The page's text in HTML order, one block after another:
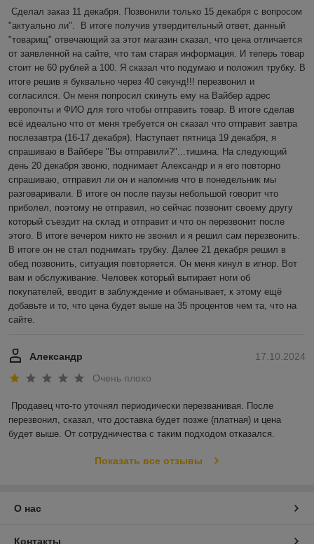
Сделал заказ 11 декабря. Позвонили только 15 декабря с вопросом
"актуально ли".  В итоге получив утвердительный ответ, данный
"товарищ" отвечающий за этот магазин сказал, что цена отличается
от заявленной на сайте, что там старая информация. И теперь товар
стоит не 60 рублей а 100. Я сказал что подумаю и положил трубку. В
итоге решив я буквально через 40 секунд!!! перезвонил и
согласился. Он меня попросил скинуть ему на Вайбер адрес
европочты и ФИО для того чтобы отправить товар. В итоге сделав
всё идеально что от меня требуется он сказал что отправит завтра
послезавтра (16-17 декабря). Наступает пятница 19 декабря, я
спрашиваю в Вайбере "Вы отправили?"...тишина. На следующий
день 20 декабря звоню, поднимает Александр и я его повторно
спрашиваю, отправил ли он и напомнив что в понедельник мы
разговаривали. В итоге он после паузы небольшой говорит что
приболел, поэтому не отправил, но сейчас позвонит своему другу
который съездит на склад и отправит и что он перезвонит после
этого. В итоге вечером никто не звонил и я решил сам перезвонить.
В итоге он не стал поднимать трубку. Далее 21 декабря решил в
обед позвонить, ситуация повторяется. Он меня кинул в игнор. Вот
вам и обслуживание. Человек который вытирает ноги об
покупателей, вводит в заблуждение и обманывает, к этому ещё
добавьте и то, что цена будет выше на 35 процентов чем та, что на
сайте.
17.10.2024
Александр
Очень плохо
Продавец что-то уточнял периодически перезванивая. После
перезвонил, сказал, что доставка будет позже (платная) и цена
будет выше. От сотрудничества с таким подходом отказался.
Показать все отзывы
О нас
Контакты